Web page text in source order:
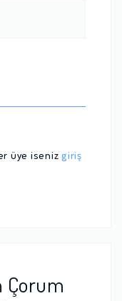
üye iseniz giriş
Çorum